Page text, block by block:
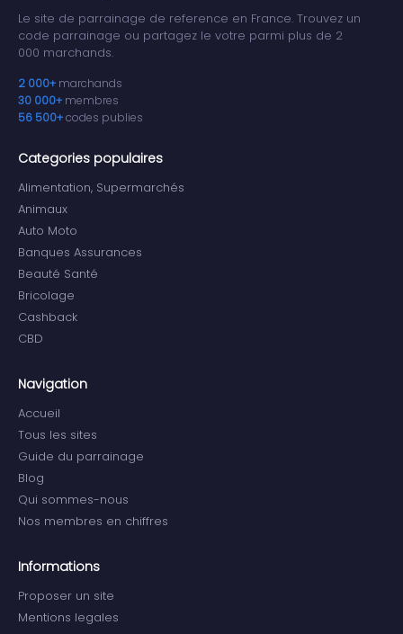
Le site de parrainage de reference en France. Trouvez un
code parrainage ou partagez le votre parmi plus de 2
000 marchands.
2 000+ marchands
30 000+ membres
56 500+codes publies
Categories populaires
Alimentation, Supermarchés
Animaux
Auto Moto
Banques Assurances
Beauté Santé
Bricolage
Cashback
CBD
Navigation
Accueil
Tous les sites
Guide du parrainage
Blog
Qui sommes-nous
Nos membres en chiffres
Informations
Proposer un site
Mentions legales